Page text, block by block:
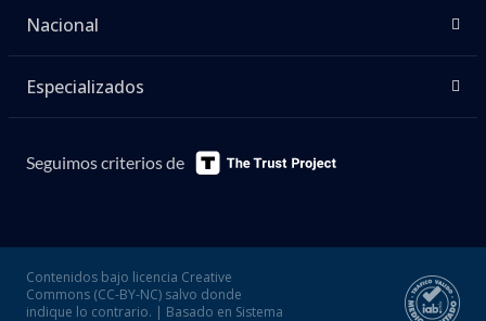
Nacional
Especializados
Seguimos criterios de
Contenidos bajo licencia Creative
Commons (CC-BY-NC) salvo donde
indique lo contrario. | Basado en Sistema